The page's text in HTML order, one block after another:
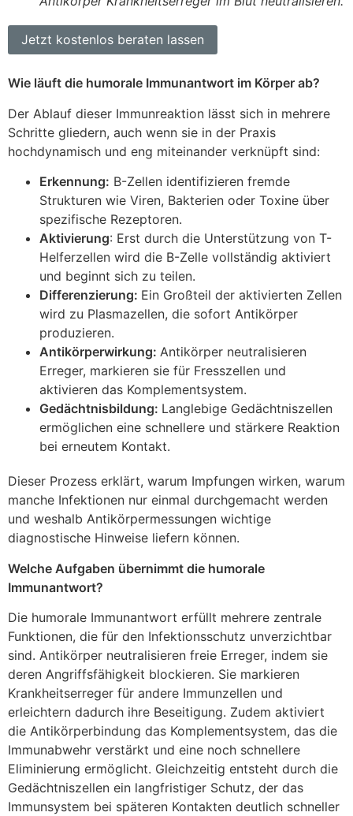
Jetzt kostenlos beraten lassen
Wie läuft die humorale Immunantwort im Körper ab?
Der Ablauf dieser Immunreaktion lässt sich in mehrere
Schritte gliedern, auch wenn sie in der Praxis
hochdynamisch und eng miteinander verknüpft sind:
Erkennung: B-Zellen identifizieren fremde
Strukturen wie Viren, Bakterien oder Toxine über
spezifische Rezeptoren.
Aktivierung: Erst durch die Unterstützung von T-
Helferzellen wird die B-Zelle vollständig aktiviert
und beginnt sich zu teilen.
Differenzierung: Ein Großteil der aktivierten Zellen
wird zu Plasmazellen, die sofort Antikörper
produzieren.
Antikörperwirkung: Antikörper neutralisieren
Erreger, markieren sie für Fresszellen und
aktivieren das Komplementsystem.
Gedächtnisbildung: Langlebige Gedächtniszellen
ermöglichen eine schnellere und stärkere Reaktion
bei erneutem Kontakt.
Dieser Prozess erklärt, warum Impfungen wirken, warum
manche Infektionen nur einmal durchgemacht werden
und weshalb Antikörpermessungen wichtige
diagnostische Hinweise liefern können.
Welche Aufgaben übernimmt die humorale
Immunantwort?
Die humorale Immunantwort erfüllt mehrere zentrale
Funktionen, die für den Infektionsschutz unverzichtbar
sind. Antikörper neutralisieren freie Erreger, indem sie
deren Angriffsfähigkeit blockieren. Sie markieren
Krankheitserreger für andere Immunzellen und
erleichtern dadurch ihre Beseitigung. Zudem aktiviert
die Antikörperbindung das Komplementsystem, das die
Immunabwehr verstärkt und eine noch schnellere
Eliminierung ermöglicht. Gleichzeitig entsteht durch die
Gedächtniszellen ein langfristiger Schutz, der das
Immunsystem bei späteren Kontakten deutlich schneller